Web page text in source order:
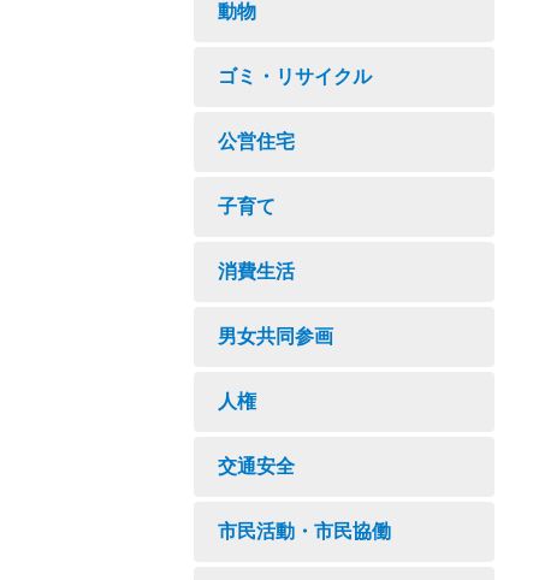
動物
ゴミ・リサイクル
公営住宅
子育て
消費生活
男女共同参画
人権
交通安全
市民活動・市民協働